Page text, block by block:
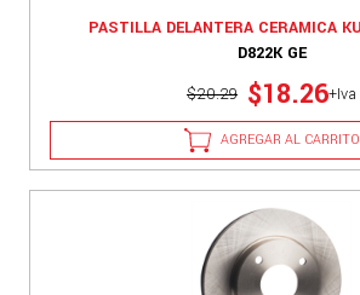
PASTILLA DELANTERA CERAMICA
D822K GE
$20.29 $18.26+Iva
AGREGAR AL CARRITO